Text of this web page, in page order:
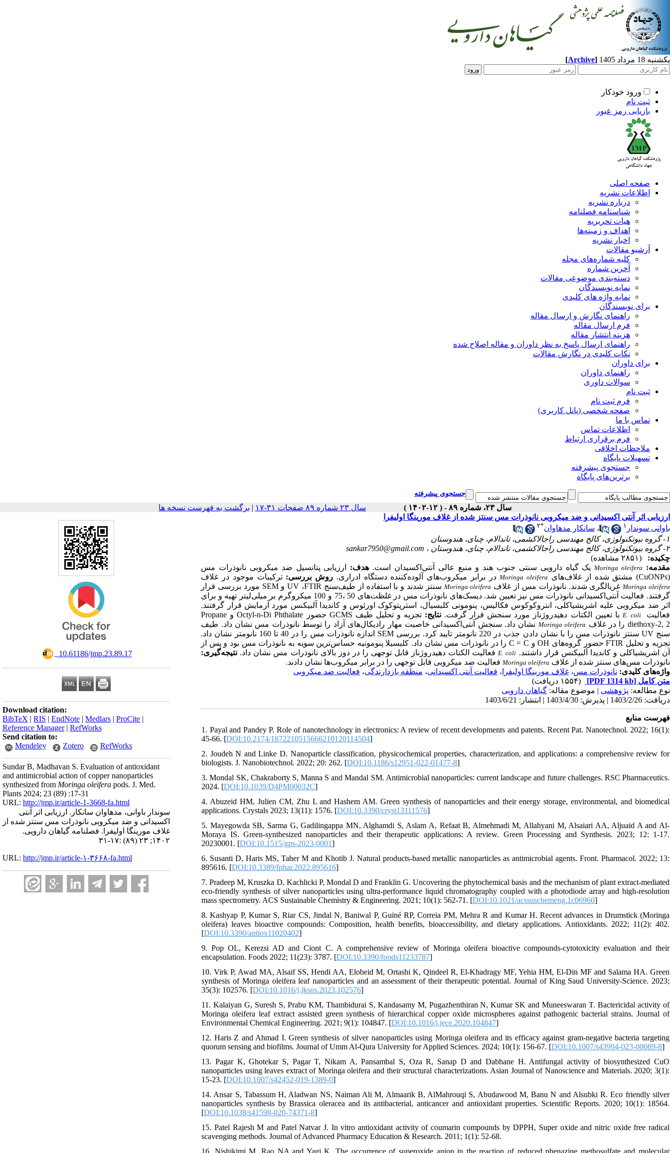
یکشنبه 18 مرداد 1405 [Archive]
ورود خودکار
ثبت نام
بازیابی رمز عبور
صفحه اصلی
اطلاعات نشریه
درباره نشریه
شناسنامه فصلنامه
هیات تحریریه
اهداف و زمینه‌ها
اخبار نشریه
آرشیو مقالات
کلیه شماره‌های مجله
آخرین شماره
دسته‌بندی موضوعی مقالات
نمایه نویسندگان
نمایه واژه های کلیدی
برای نویسندگان
راهنمای نگارش و ارسال مقاله
فرم ارسال مقاله
هزینه انتشار مقاله
راهنمای ارسال پاسخ به نظر داوران و مقاله اصلاح شده
نکات کلیدی در نگارش مقالات
برای داوران
راهنمای داوران
سوالات داوری
ثبت نام
فرم ثبت نام
صفحه شخصی (پانل کاربری)
تماس با ما
اطلاعات تماس
فرم برقراری ارتباط
ملاحظات اخلاقی
تسهیلات پایگاه
جستجوی پیشرفته
برترین‌های پایگاه
جستجوی پیشرفته
سال ۲۳، شماره ۸۹ - ( ۱۲-۱۴۰۲ ) سال ۲۳ شماره ۸۹ صفحات ۳۱-۱۷ | برگشت به فهرست نسخه ها
‎ 10.61186/jmp.23.89.17
Download citation:
BibTeX | RIS | EndNote | Medlars | ProCite |
Reference Manager| RefWorks
Send citation to:
Mendeley
Zotero RefWorks
Sundar B, Madhavan S. Evaluation of antioxidant
and antimicrobial action of copper nanoparticles
synthesized from Moringa oleifera pods. J. Med.
Plants 2024; 23 (89) :17-31
URL: http://jmp.ir/article-1-3668-fa.html
سوندار باوانی، مدهاوان سانکار. ارزیابی اثر آنتی
‎اکسیدانی و ضد میکروبی نانوذرات مس سنتز شده از
غلاف مورینگا اولیفرا. فصلنامه گياهان دارویی.
۱۴۰۲; ۲۳ (۸۹) :۱۷-۳۱
URL: http://jmp.ir/article-۱-۳۶۶۸-fa.html
ارزیابی اثر آنتی ‎اکسیدانی و ضد میکروبی نانوذرات مس سنتز شده از غلاف مورینگا اولیفرا
باوانی سوندار ۱ ، سانکار مدهاوان*۲
۱- گروه بیوتکنولوژی، کالج مهندسی راجالاکشمی، تاندالام، چنای، هندوستان
۲- گروه بیوتکنولوژی، کالج مهندسی راجالاکشمی، تاندالام، چنای، هندوستان ،
sankar7950@gmail.com
چکیده:
(۲۸۵۱ مشاهده)
مقدمه: Moringa oleifera یک گیاه دارویی سنتی جنوب هند و منبع عالی آنتی‌اکسیدان است. هدف: ارزیابی پتانسیل ضد میکروبی نانوذرات مس
(CuONPs) مشتق شده از غلاف‌های
Moringa oleifera در برابر میکروب‌های آلوده‌کننده دستگاه ادراری. روش بررسی: ترکیبات موجود در غلاف
Moringa oleifera غربالگری شدند. نانوذرات مس از غلاف Moringa oleifera
سنتز شدند و با استفاده از طیف‌سنج UV ،FTIR و SEM مورد بررسی قرار
گرفتند. فعالیت آنتی‌اکسیدانی نانوذرات مس نیز تعیین شد. دیسک‌های نانوذرات مس در غلظت‌های 50 ،75 و 100 میکروگرم بر میلی‌لیتر تهیه و برای
اثر ضد میکروبی علیه اشریشیاکلی، انتروکوکوس فکالیس، پنومونی کلبسیال، استرپتوکوک اورئوس و کاندیدا آلبیکنس مورد آزمایش قرار گرفتند.
فعالیت
E. coli با تعیین الکتات دهیدروژناز مورد سنجش قرار گرفت. نتایج:
تجزیه و تحلیل طیف GCMS حضور Octyl-n-Di Phthalate و Propane
diethoxy-2, 2 را در غلاف
Moringa oleifera نشان داد. سنجش آنتی‌اکسیدانی خاصیت مهار رادیکال‌های آزاد را توسط نانوذرات مس نشان داد. طیف
سنج UV سنتز نانوذرات مس را با نشان دادن جذب در 220 نانومتر تایید کرد. بررسی SEM اندازه نانوذرات مس را در 40 تا 160 نانومتر نشان داد.
تجزیه و تحلیل FTIR حضور گروه‌های OH و C = C را در نانوذرات مس نشان داد. کلبسیلا پنومونیه حساس‌ترین سویه به نانوذرات مس بود و پس از
آن اشریشیاکلی و کاندیدا آلبیکنس قرار داشتند. E. coli فعالیت الکتات دهیدروژناز قابل توجهی را در دوز بالای نانوذرات مس نشان داد. نتیجه‌گیری:
نانوذرات مس‌های سنتز شده از غلاف Moringa oleifera فعالیت ضد میکروبی قابل توجهی را در برابر میکروب‌ها نشان دادند.
واژه‌های کلیدی: نانوذرات مس، غلاف مورینگا اولیفرا ، فعالیت آنتی اکسیدانی، منطقه بازدارندگی، فعالیت ضد میکروبی
متن کامل [PDF 1314 kb]
(۱۵۵۴ دریافت)
نوع مطالعه: پژوهشی | موضوع مقاله: گياهان دارویی
دریافت: 1403/2/26 | پذیرش: 1403/4/30 | انتشار: 1403/6/21
فهرست منابع
1. Payal and Pandey P. Role of nanotechnology in electronics: A review of recent developments and patents. Recent Pat. Nanotechnol. 2022; 16(1):
45-66. [DOI:10.2174/1872210515666210120114504]
2. Joudeh N and Linke D. Nanoparticle classification, physicochemical properties, characterization, and applications: a comprehensive review for
biologists. J. Nanobiotechnol. 2022; 20: 262. [DOI:10.1186/s12951-022-01477-8]
3. Mondal SK, Chakraborty S, Manna S and Mandal SM. Antimicrobial nanoparticles: current landscape and future challenges. RSC Pharmaceutics.
2024. [DOI:10.1039/D4PM00032C]
4. Abuzeid HM, Julien CM, Zhu L and Hashem AM. Green synthesis of nanoparticles and their energy storage, environmental, and biomedical
applications. Crystals 2023; 13(11): 1576. [DOI:10.3390/cryst13111576]
5. Mayegowda SB, Sarma G, Gadilingappa MN, Alghamdi S, Aslam A, Refaat B, Almehmadi M, Allahyani M, Alsaiari AA, Aljuaid A and Al-
Moraya IS. Green-synthesized nanoparticles and their therapeutic applications: A review. Green Processing and Synthesis. 2023; 12: 1-17.
20230001. [DOI:10.1515/gps-2023-0001]
6. Susanti D, Haris MS, Taher M and Khotib J. Natural products-based metallic nanoparticles as antimicrobial agents. Front. Pharmacol. 2022; 13:
895616. [DOI:10.3389/fphar.2022.895616]
7. Pradeep M, Kruszka D, Kachlicki P, Mondal D and Franklin G. Uncovering the phytochemical basis and the mechanism of plant extract-mediated
eco-friendly synthesis of silver nanoparticles using ultra-performance liquid chromatography coupled with a photodiode array and high-resolution
mass spectrometry. ACS Sustainable Chemistry & Engineering. 2021; 10(1): 562-71. [DOI:10.1021/acssuschemeng.1c06960]
8. Kashyap P, Kumar S, Riar CS, Jindal N, Baniwal P, Guiné RP, Correia PM, Mehra R and Kumar H. Recent advances in Drumstick (Moringa
oleifera) leaves bioactive compounds: Composition, health benefits, bioaccessibility, and dietary applications. Antioxidants. 2022; 11(2): 402.
[DOI:10.3390/antiox11020402]
9. Pop OL, Kerezsi AD and Ciont C. A comprehensive review of Moringa oleifera bioactive compounds-cytotoxicity evaluation and their
encapsulation. Foods 2022; 11(23): 3787. [DOI:10.3390/foods11233787]
10. Virk P, Awad MA, Alsaif SS, Hendi AA, Elobeid M, Ortashi K, Qindeel R, El-Khadragy MF, Yehia HM, El-Din MF and Salama HA. Green
synthesis of Moringa oleifera leaf nanoparticles and an assessment of their therapeutic potential. Journal of King Saud University-Science. 2023;
35(3): 102576. [DOI:10.1016/j.jksus.2023.102576]
11. Kalaiyan G, Suresh S, Prabu KM, Thambidurai S, Kandasamy M, Pugazhenthiran N, Kumar SK and Muneeswaran T. Bactericidal activity of
Moringa oleifera leaf extract assisted green synthesis of hierarchical copper oxide microspheres against pathogenic bacterial strains. Journal of
Environmental Chemical Engineering. 2021; 9(1): 104847. [DOI:10.1016/j.jece.2020.104847]
12. Haris Z and Ahmad I. Green synthesis of silver nanoparticles using Moringa oleifera and its efficacy against gram-negative bacteria targeting
quorum sensing and biofilms. Journal of Umm Al-Qura University for Applied Sciences. 2024; 10(1): 156-67. [DOI:10.1007/s43994-023-00089-8]
13. Pagar K, Ghotekar S, Pagar T, Nikam A, Pansambal S, Oza R, Sanap D and Dabhane H. Antifungal activity of biosynthesized CuO
nanoparticles using leaves extract of Moringa oleifera and their structural characterizations. Asian Journal of Nanoscience and Materials. 2020; 3(1):
15-23. [DOI:10.1007/s42452-019-1389-0]
14. Ansar S, Tabassum H, Aladwan NS, Naiman Ali M, Almaarik B, AlMahrouqi S, Abudawood M, Banu N and Alsubki R. Eco friendly silver
nanoparticles synthesis by Brassica oleracea and its antibacterial, anticancer and antioxidant properties. Scientific Reports. 2020; 10(1): 18564.
[DOI:10.1038/s41598-020-74371-8]
15. Patel Rajesh M and Patel Natvar J. In vitro antioxidant activity of coumarin compounds by DPPH, Super oxide and nitric oxide free radical
scavenging methods. Journal of Advanced Pharmacy Education & Research. 2011; 1(1): 52-68.
16. Nishikimi M, Rao NA and Yagi K. The occurrence of superoxide anion in the reaction of reduced phenazine methosulfate and molecular